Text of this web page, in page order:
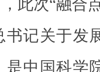
此次“融合
书记关于发
是中国科学